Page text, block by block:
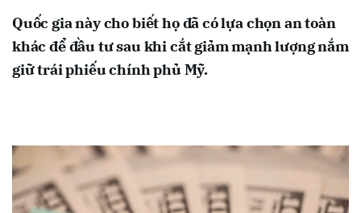
Quốc gia này cho biết họ đã có lựa chọn an toàn
khác để đầu tư sau khi cắt giảm mạnh lượng nắm
giữ trái phiếu chính phủ Mỹ.